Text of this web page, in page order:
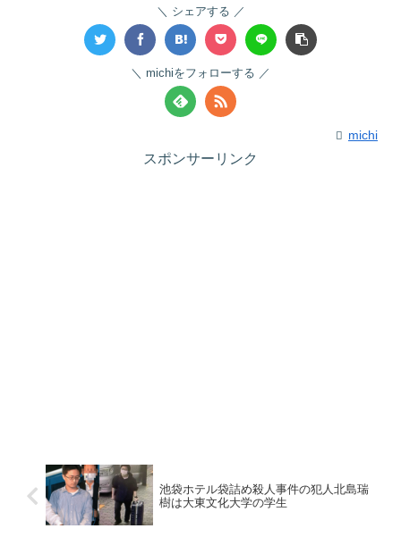
シェアする
michiをフォローする
michi
スポンサーリンク
池袋ホテル袋詰め殺人事件の犯人北島瑞
樹は大東文化大学の学生